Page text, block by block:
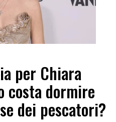
per Chiara
costa dormire
dei pescatori?